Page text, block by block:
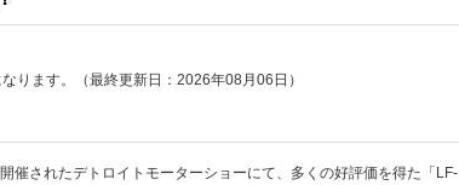
ります。（最終更新日：2026年08月06日）
催されたデトロイトモーターショーにて、多くの好評価を得た「LF-